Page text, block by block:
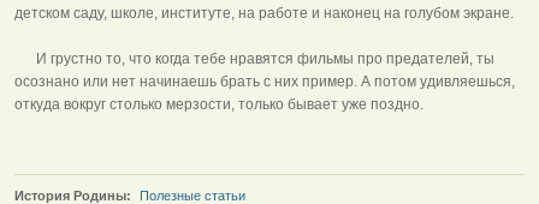
детском саду, школе, институте, на работе и наконец на голубом экране.
И грустно то, что когда тебе нравятся фильмы про предателей, ты
осознано или нет начинаешь брать с них пример. А потом удивляешься,
откуда вокруг столько мерзости, только бывает уже поздно.
История Родины: Полезные статьи